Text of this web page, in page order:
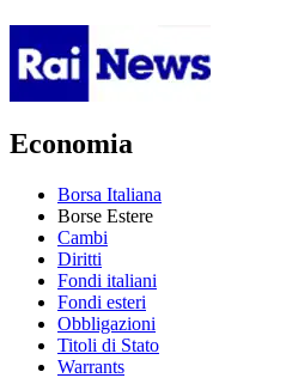
Economia
Borsa Italiana
Borse Estere
Cambi
Diritti
Fondi italiani
Fondi esteri
Obbligazioni
Titoli di Stato
Warrants